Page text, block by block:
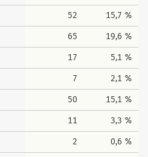
52 15,7 %
65 19,6 %
17 5,1 %
7 2,1 %
50 15,1 %
11 3,3 %
2 0,6 %